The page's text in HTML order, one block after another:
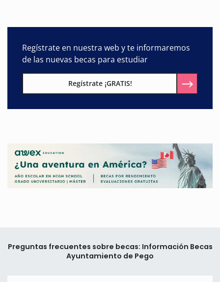
Regístrate en nuestra web y te informaremos
de las nuevas becas para estudiar
Regístrate ¡GRATIS!
Preguntas frecuentes sobre becas: Información Becas
Ayuntamiento de Pego